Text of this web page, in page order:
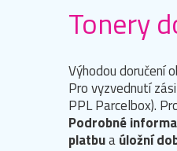
Tonery
Výhodou doručení
Pro vyzvednutí
PPL Parcelbox).
Podrobné
platbuaúložní